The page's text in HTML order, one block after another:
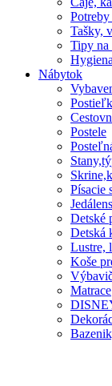
Tašky,
Tipy na
Nábytok
Postele
Písacie
Detské
Detská
Lustre,
Koše
Matrace